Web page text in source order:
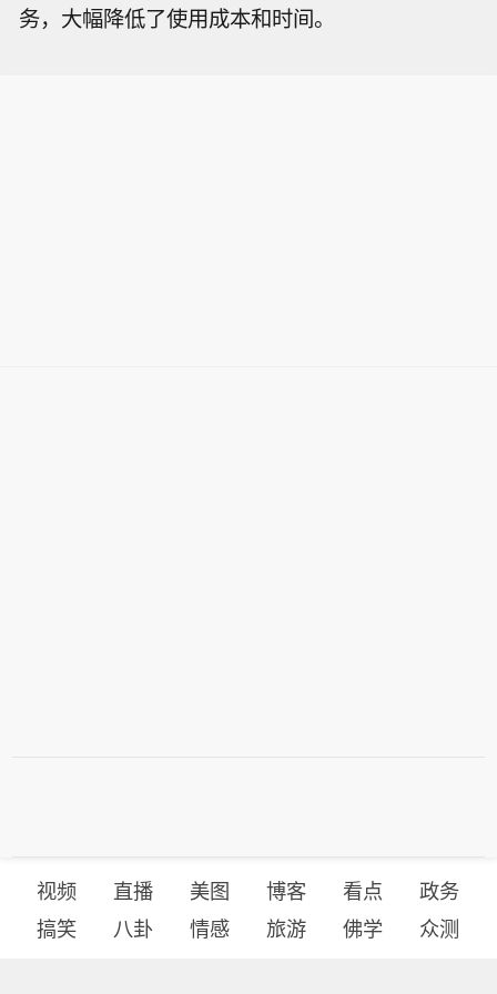
务，大幅降低了使用成本和时间。
视频 直播 美图 博客 看点
政务
搞笑
八卦 情感 旅游 佛学 众测